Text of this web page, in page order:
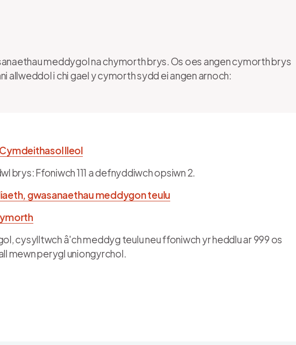
meddygol na chymorth brys. Os oes angen cymorth brys
allweddol i chi gael y cymorth sydd ei angen arnoch:
lleol
brys: Ffoniwch 111 a defnyddiwch opsiwn 2.
gwasanaethau meddygon teulu
cysylltwch â'ch meddyg teulu neu ffoniwch yr heddlu ar 999 os
mewn perygl uniongyrchol.